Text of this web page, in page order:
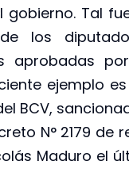
gobierno. Tal
los
aprobadas
ejemplo
BCV,
N° 2179
Maduro el